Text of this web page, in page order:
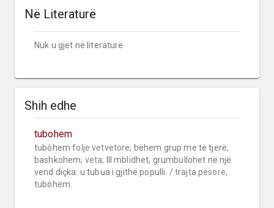
Në Literaturë
Nuk u gjet në literaturë
Shih edhe
tubohem
tubóhem folje vetvetore; bëhem grup me të tjerë,
bashkohem; veta; III mblidhet, grumbullohet në një
vend diçka: u tubua i gjithë populli. / trajta pësore;
tubóhem.